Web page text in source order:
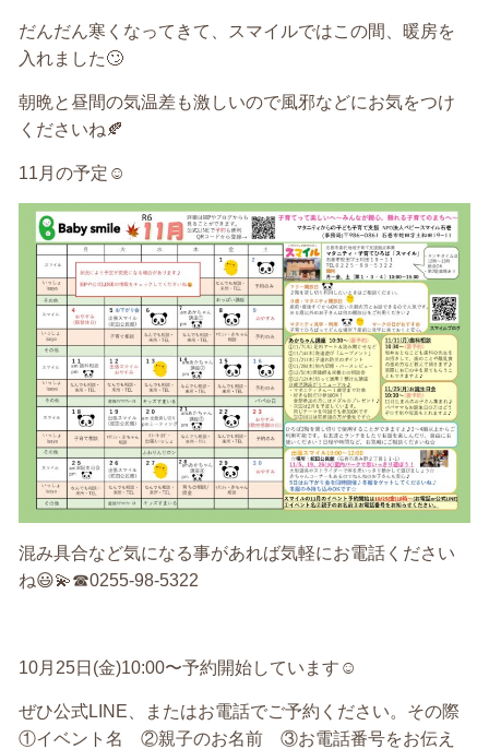
だんだん寒くなってきて、スマイルではこの間、暖房を
入れました🙄
朝晩と昼間の気温差も激しいので風邪などにお気をつけ
くださいね🍂
11月の予定☺️
混み具合など気になる事があれば気軽にお電話ください
ね😃💫☎︎0255-98-5322
10月25日(金)10:00〜予約開始しています☺️
ぜひ公式LINE、またはお電話でご予約ください。その際
①イベント名 ②親子のお名前 ③お電話番号をお伝え